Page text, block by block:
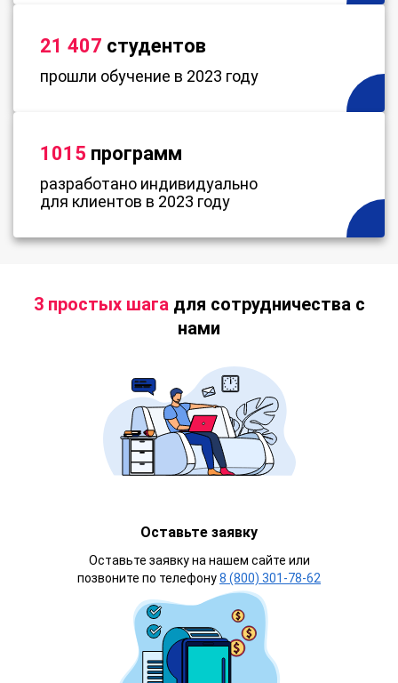
21 407 студентов
прошли обучение в 2023 году
1015 программ
разработано индивидуально
для клиентов в 2023 году
3 простых шагадля сотрудничества с
нами
Оставьте заявку
Оставьте заявку на нашем сайте или
позвоните по телефону8 (800) 301-78-62